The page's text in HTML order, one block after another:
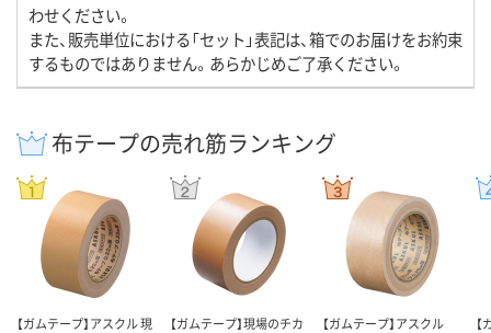
わせください。
また、販売単位における「セット」表記は、箱でのお届けをお約束
するものではありません。あらかじめご了承ください。
布テープの売れ筋ランキング
【ガムテープ】アスクル 現
【ガムテープ】現場のチカ
【ガムテープ】アスクル